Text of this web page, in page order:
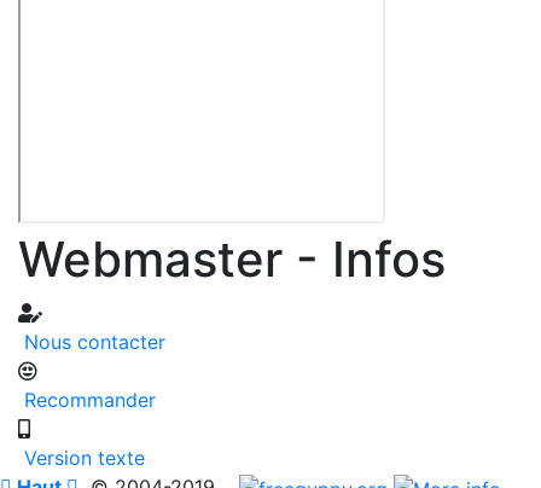
Webmaster - Infos
Nous contacter
Recommander
Version texte